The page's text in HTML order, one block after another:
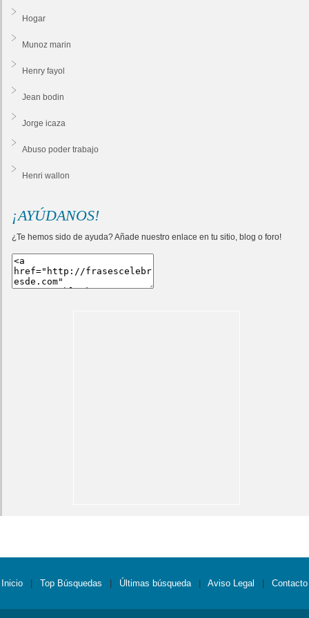
Hogar
Munoz marin
Henry fayol
Jean bodin
Jorge icaza
Abuso poder trabajo
Henri wallon
¡AYÚDANOS!
¿Te hemos sido de ayuda? Añade nuestro enlace en tu sitio, blog o foro!
Inicio Top Búsquedas Últimas búsqueda Aviso Legal Contacto